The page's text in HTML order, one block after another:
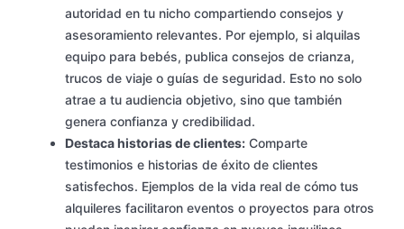
autoridad en tu nicho compartiendo consejos y
asesoramiento relevantes. Por ejemplo, si alquilas
equipo para bebés, publica consejos de crianza,
trucos de viaje o guías de seguridad. Esto no solo
atrae a tu audiencia objetivo, sino que también
genera confianza y credibilidad.
Destaca historias de clientes: Comparte
testimonios e historias de éxito de clientes
satisfechos. Ejemplos de la vida real de cómo tus
alquileres facilitaron eventos o proyectos para otros